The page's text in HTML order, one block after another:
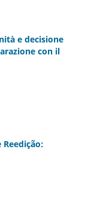
e decisione
con il